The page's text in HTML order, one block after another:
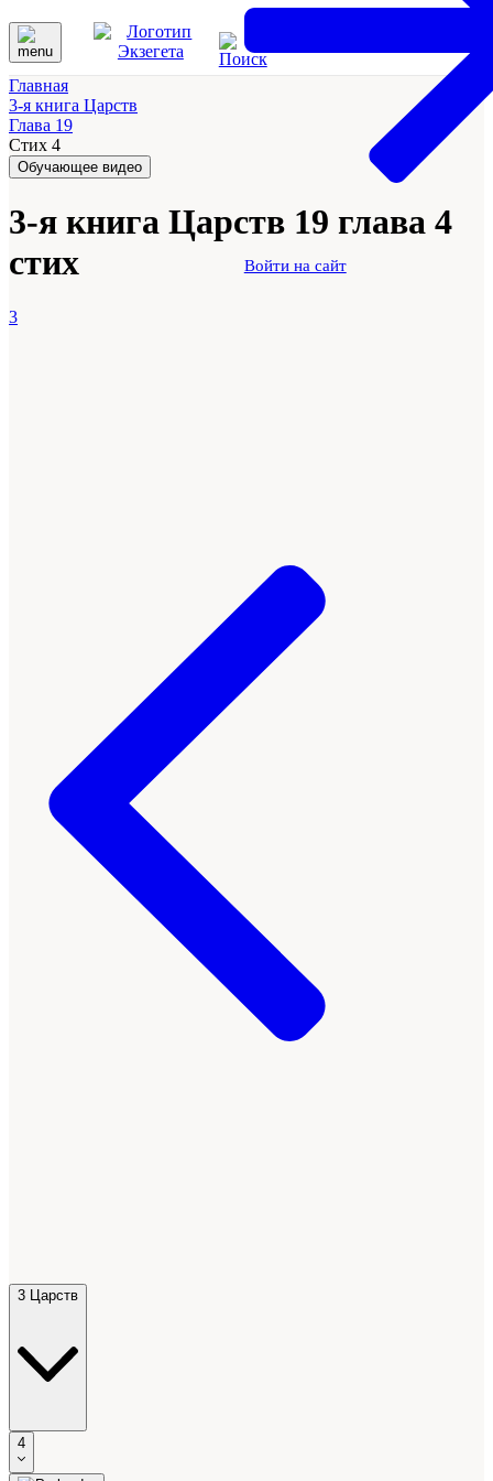
Войти на сайт
Главная
3-я книга Царств
Глава 19
Стих 4
Обучающее видео
3-я книга Царств 19 глава 4
стих
3
3 Царств
4